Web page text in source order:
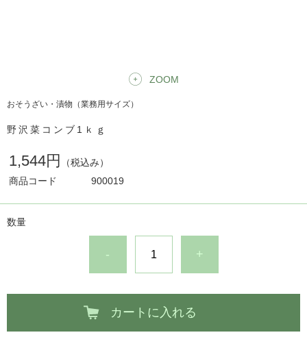
ZOOM
おそうざい・漬物（業務用サイズ）
野沢菜コンブ1ｋｇ
1,544円
（税込み）
商品コード
900019
数量
- +
カートに入れる